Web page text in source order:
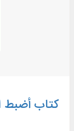
کتاب أضبط